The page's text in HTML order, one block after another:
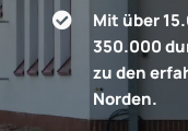

Mit über
350.000
zu den
Norden.